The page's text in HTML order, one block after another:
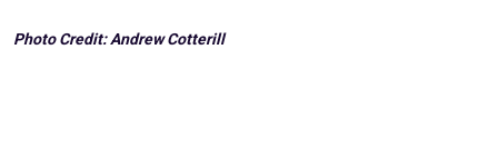
Photo Credit: Andrew Cotterill